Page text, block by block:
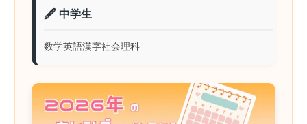
🖋️ 中学生
数学英語漢字社会理科